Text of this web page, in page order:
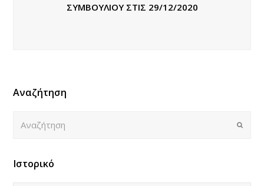
ΣΥΜΒΟΥΛΙΟΥ ΣΤΙΣ 29/12/2020
Αναζήτηση
Submit
Ιστορικό